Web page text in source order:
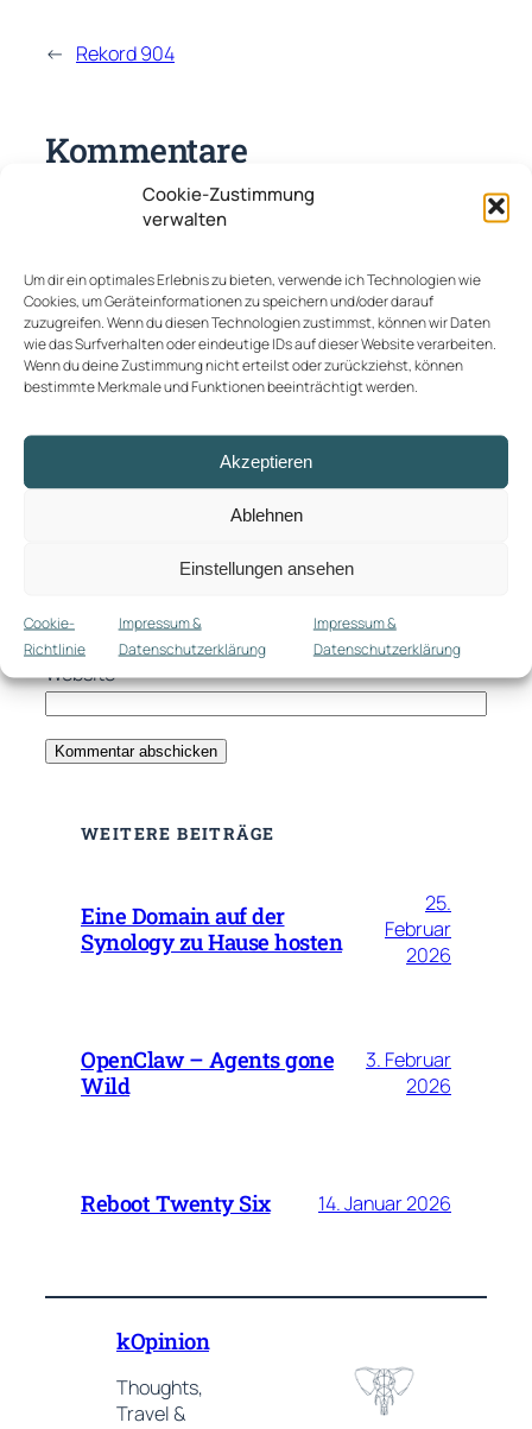
Cookie-Zustimmung
verwalten
Um dir ein optimales Erlebnis zu bieten, verwende ich Technologien wie
Cookies, um Geräteinformationen zu speichern und/oder darauf
zuzugreifen. Wenn du diesen Technologien zustimmst, können wir Daten
wie das Surfverhalten oder eindeutige IDs auf dieser Website verarbeiten.
Wenn du deine Zustimmung nicht erteilst oder zurückziehst, können
bestimmte Merkmale und Funktionen beeinträchtigt werden.
Akzeptieren
Ablehnen
Einstellungen ansehen
Cookie-
Richtlinie
Impressum &
Datenschutzerklärung
Impressum &
Datenschutzerklärung
← Rekord 904
Kommentare
Schreibe einen Kommentar
Erforderliche Felder sind mit*markiert
Kommentar*
Website
WEITERE BEITRÄGE
Eine Domain auf der
Synology zu Hause hosten
25.
Februar
2026
OpenClaw – Agents gone
Wild
3. Februar
2026
Reboot Twenty Six 14. Januar 2026
kOpinion
Thoughts,
Travel &